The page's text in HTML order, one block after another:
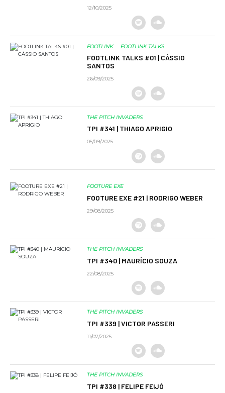
12/10/2025
FOOTLINK FOOTLINK TALKS
FOOTLINK TALKS #01 | CÁSSIO
SANTOS
26/09/2025
THE PITCH INVADERS
TPI #341 | THIAGO APRIGIO
05/09/2025
FOOTURE EXE
FOOTURE EXE #21 | RODRIGO WEBER
29/08/2025
THE PITCH INVADERS
TPI #340 | MAURÍCIO SOUZA
22/08/2025
THE PITCH INVADERS
TPI #339 | VICTOR PASSERI
11/07/2025
THE PITCH INVADERS
TPI #338 | FELIPE FEIJÓ